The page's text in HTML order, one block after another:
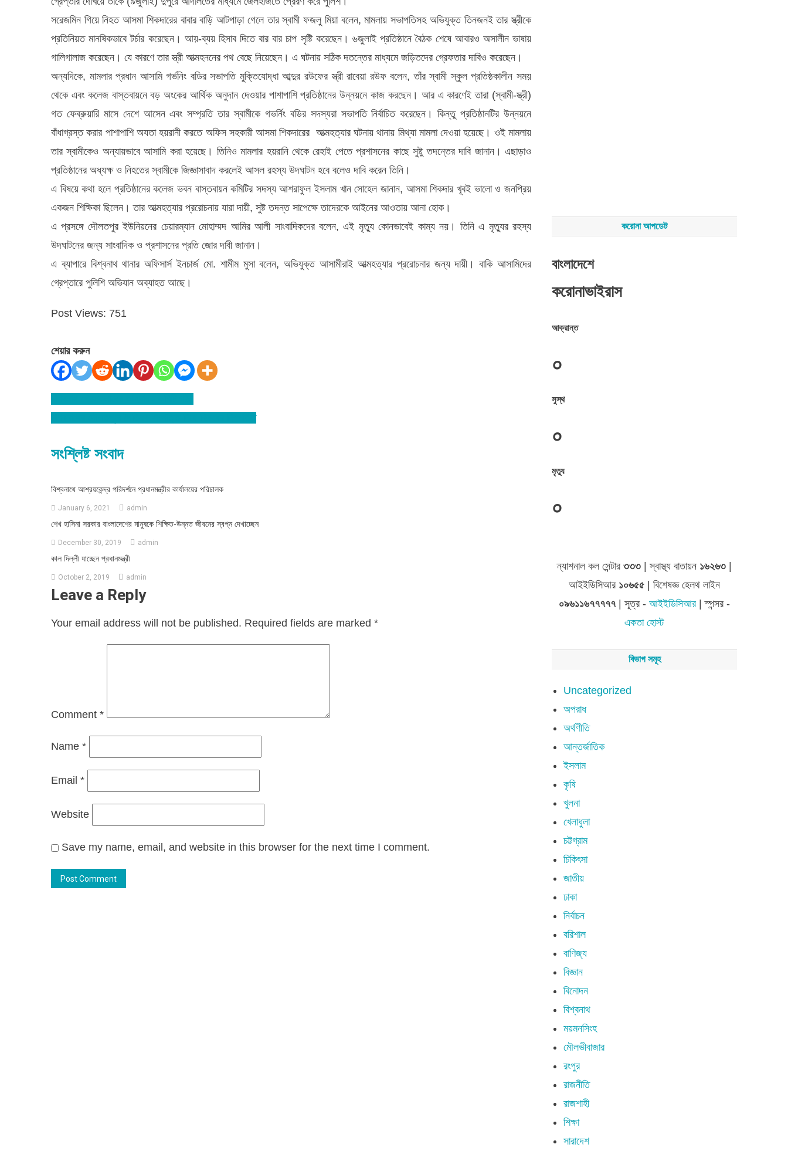
সরেজমিন গিয়ে নিহত আসমা শিকদারের বাবার বাড়ি আটপাড়া গেলে তার স্বামী ফজলু মিয়া বলেন, মামলায় সভাপতিসহ অভিযুক্ত তিনজনই তার স্ত্রীকে
প্রতিনিয়ত মানষিকভাবে টর্চার করেছেন। আয়-ব্যয় হিসাব দিতে বার বার চাপ সৃষ্টি করেছেন। ৬জুলাই প্রতিষ্ঠানে বৈঠক শেষে আবারও অসালীন ভাষায়
গালিগালাজ করেছেন। যে কারণে তার স্ত্রী আত্মহননের পথ বেছে নিয়েছেন। এ ঘটনায় সঠিক দতন্তের মাধ্যমে জড়িতদের গ্রেফতার দাবিও করেছেন।
অন্যদিকে, মামলার প্রধান আসামি গর্ভনিং বডির সভাপতি মুক্তিযোদ্ধা আব্দুর রউফের স্ত্রী রাবেয়া রউফ বলেন, তাঁর স্বামী স্কুল প্রতিষ্ঠকালীন সময়
থেকে এবং কলেজ বাস্তবায়নে বড় অংকের আর্থিক অনুদান দেওয়ার পাশাপাশি প্রতিষ্ঠানের উন্নয়নে কাজ করছেন। আর এ কারণেই তারা (স্বামী-স্ত্রী)
গত ফেব্রুয়ারি মাসে দেশে আসেন এবং সম্প্রতি তার স্বামীকে গভর্নিং বডির সদস্যরা সভাপতি নির্বাচিত করেছেন। কিন্তু প্রতিষ্ঠানটির উন্নয়নে
বাঁধাগ্রস্ত করার পাশাপাশি অযতা হয়রানী করতে অফিস সহকারী আসমা শিকদারের আত্মহত্যার ঘটনায় থানায় মিথ্যা মামলা দেওয়া হয়েছে। ওই মামলায়
তার স্বামীকেও অন্যায়ভাবে আসামি করা হয়েছে। তিনিও মামলার হয়রানি থেকে রেহাই পেতে প্রশাসনের কাছে সুষ্টু তদন্তের দাবি জানান। এছাড়াও
প্রতিষ্ঠানের অধ্যক্ষ ও নিহতের স্বামীকে জিজ্ঞাসাবাদ করলেই আসল রহস্য উদঘাটন হবে বলেও দাবি করেন তিনি।
এ বিষয়ে কথা হলে প্রতিষ্ঠানের কলেজ ভবন বাস্তবায়ন কমিটির সদস্য আশরাফুল ইসলাম খান সোহেল জানান, আসমা শিকদার খূবই ভালো ও জনপ্রিয়
একজন শিক্ষিকা ছিলেন। তার আত্মহত্যার প্ররোচনায় যারা দায়ী, সুষ্ট তদন্ত সাপেক্ষে তাদেরকে আইনের আওতায় আনা হোক।
এ প্রসঙ্গে দৌলতপুর ইউনিয়নের চেয়ারম্যান মোহাম্মদ আমির আলী সাংবাদিকদের বলেন, এই মৃত্যু কোনভাবেই কাম্য নয়। তিনি এ মৃত্যুর রহস্য
উদঘাটনের জন্য সাংবাদিক ও প্রশাসনের প্রতি জোর দাবী জানান।
এ ব্যাপারে বিশ্বনাথ থানার অফিসার্স ইনচার্জ মো. শামীম মুসা বলেন, অভিযুক্ত আসামীরাই আত্মহত্যার প্ররোচনার জন্য দায়ী। বাকি আসামিদের
গ্রেপ্তারে পুলিশি অভিযান অব্যাহত আছে।
Post Views: 751
শেয়ার করুন
Post
সংশ্লিষ্ট সংবাদ
বিশ্বনাথে আশ্রয়কেন্দ্র পরিদর্শনে প্রধানমন্ত্রীর কার্যালয়ের পরিচালক
January 6, 2021 admin
শেখ হাসিনা সরকার বাংলাদেশের মানুষকে শিক্ষিত-উন্নত জীবনের স্বপ্ন দেখাচ্ছেন
December 30, 2019 admin
কাল দিল্লী যাচ্ছেন প্রধানমন্ত্রী
October 2, 2019 admin
Leave a Reply
Your email address will not be published. Required fields are marked *
Comment *
Name *
Email *
Website
Save my name, email, and website in this browser for the next time I comment.
করোনা আপডেট
বাংলাদেশে
করোনাভাইরাস
আক্রান্ত
০
সুস্থ
০
মৃত্যু
০
ন্যাশনাল কল সেন্টার৩৩৩ | স্বাস্থ্য বাতায়ন ১৬২৬৩
আইইডিসিআর ১০৬৫৫ | বিশেষজ্ঞ হেলথ লাইন
০৯৬১১৬৭৭৭৭৭| সূত্র -আইইডিসিআর| স্পন্সর -
একতা হোস্ট
বিভাগ সমূহ
Uncategorized
অপরাধ
অর্থণীতি
আন্তর্জাতিক
ইসলাম
কৃষি
খুলনা
খেলাধুলা
চট্টগ্রাম
চিকিৎসা
জাতীয়
ঢাকা
নির্বাচন
বরিশাল
বাণিজ্য
বিজ্ঞান
বিনোদন
বিশ্বনাথ
ময়মনসিংহ
মৌলভীবাজার
রংপুর
রাজনীতি
রাজশাহী
শিক্ষা
সারাদেশ